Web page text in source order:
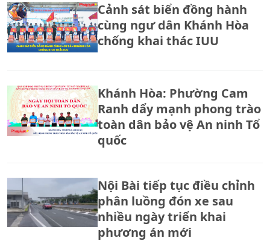
Cảnh sát biển đồng hành
cùng ngư dân Khánh Hòa
chống khai thác IUU
Khánh Hòa: Phường Cam
Ranh dẩy mạnh phong trào
toàn dân bảo vệ An ninh Tổ
quốc
Nội Bài tiếp tục điều chỉnh
phân luồng đón xe sau
nhiều ngày triển khai
phương án mới